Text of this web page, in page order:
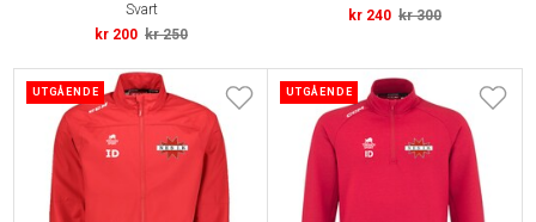
Svart
kr 200 kr 250
kr 240 kr 300
UTGÅENDE UTGÅENDE